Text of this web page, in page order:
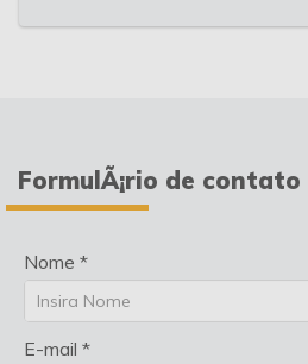
FormulÃ¡rio de contato
Nome *
E-mail *